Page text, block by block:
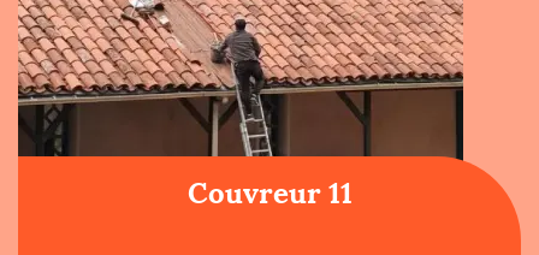
Couvreur 11